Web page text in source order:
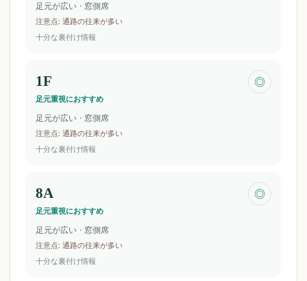
足元が広い · 窓側席
注意点: 通路の往来が多い
十分な裏付け情報
1F
足元重視におすすめ
◎
足元が広い · 窓側席
注意点: 通路の往来が多い
十分な裏付け情報
8A
足元重視におすすめ
◎
足元が広い · 窓側席
注意点: 通路の往来が多い
十分な裏付け情報